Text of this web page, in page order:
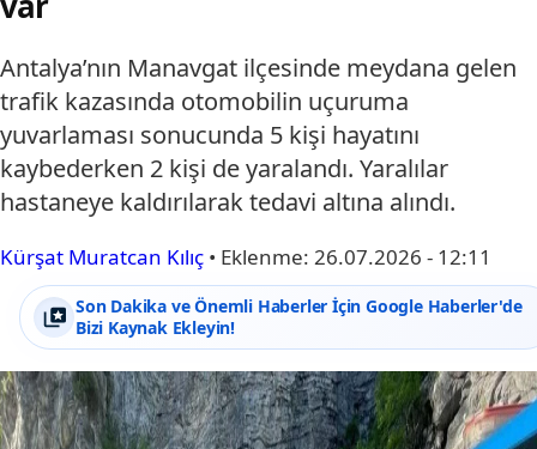
Antalya’nın Manavgat ilçesinde meydana gelen
trafik kazasında otomobilin uçuruma
yuvarlaması sonucunda 5 kişi hayatını
kaybederken 2 kişi de yaralandı. Yaralılar
hastaneye kaldırılarak tedavi altına alındı.
Kürşat Muratcan Kılıç • Eklenme: 26.07.2026 - 12:11
Son Dakika ve Önemli Haberler İçin Google Haberler'de
Bizi Kaynak Ekleyin!